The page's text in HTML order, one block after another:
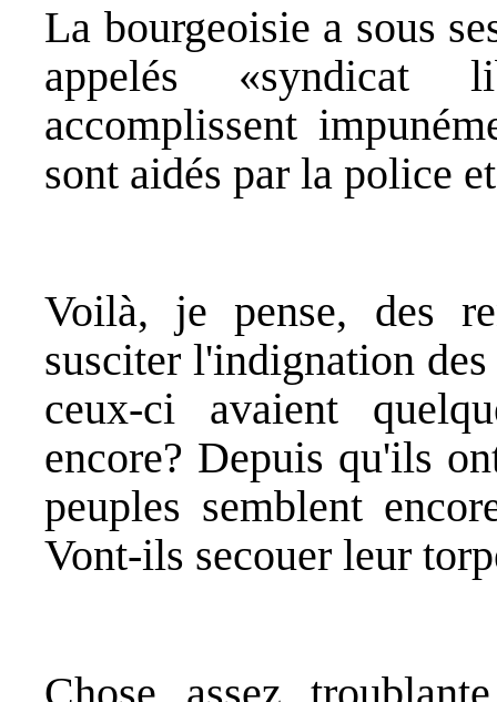
La bourgeoisie a sous
appelés «syndicat
accomplissent
sont aidés par la police
Voilà, je pense, des
susciter l'indignation
ceux-ci avaient
encore? Depuis qu'ils
peuples semblent
Vont-ils secouer leur